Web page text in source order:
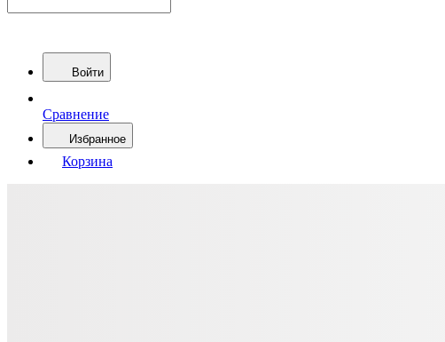
Войти
Сравнение
Избранное
Корзина